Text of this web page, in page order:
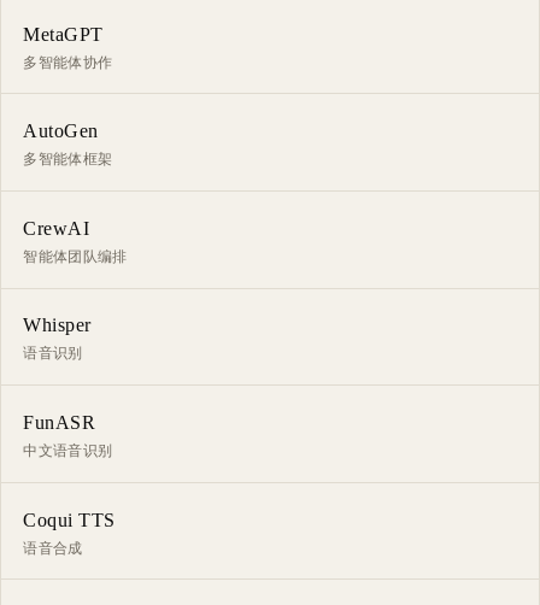
MetaGPT
多智能体协作
AutoGen
多智能体框架
CrewAI
智能体团队编排
Whisper
语音识别
FunASR
中文语音识别
Coqui TTS
语音合成